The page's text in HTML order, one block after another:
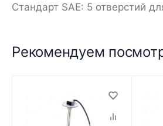
Стандарт SAE: 5 отверстий
Рекомендуем